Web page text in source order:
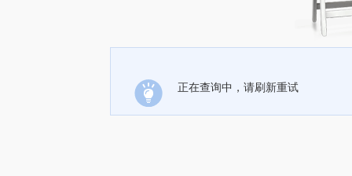
正在查询中，请刷新重试